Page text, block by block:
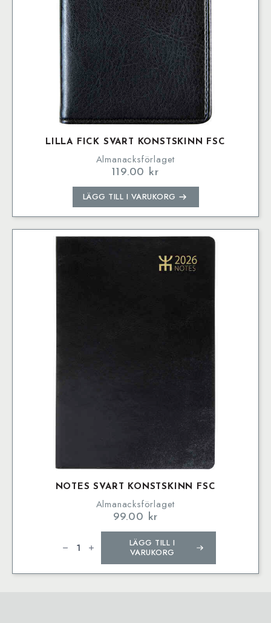
LILLA FICK SVART KONSTSKINN FSC
Almanacksförlaget
119.00 kr
LÄGG TILL I VARUKORG
NOTES SVART KONSTSKINN FSC
Almanacksförlaget
99.00 kr
Konstskinn
LÄGG TILL I
VARUKORG